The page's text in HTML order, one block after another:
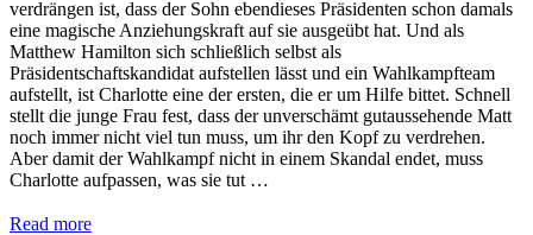
verdrängen ist, dass der Sohn ebendieses Präsidenten schon damals
eine magische Anziehungskraft auf sie ausgeübt hat. Und als
Matthew Hamilton sich schließlich selbst als
Präsidentschaftskandidat aufstellen lässt und ein Wahlkampfteam
aufstellt, ist Charlotte eine der ersten, die er um Hilfe bittet. Schnell
stellt die junge Frau fest, dass der unverschämt gutaussehende Matt
noch immer nicht viel tun muss, um ihr den Kopf zu verdrehen.
Aber damit der Wahlkampf nicht in einem Skandal endet, muss
Charlotte aufpassen, was sie tut …
Read more